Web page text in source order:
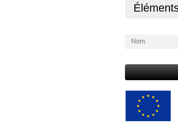
Nom